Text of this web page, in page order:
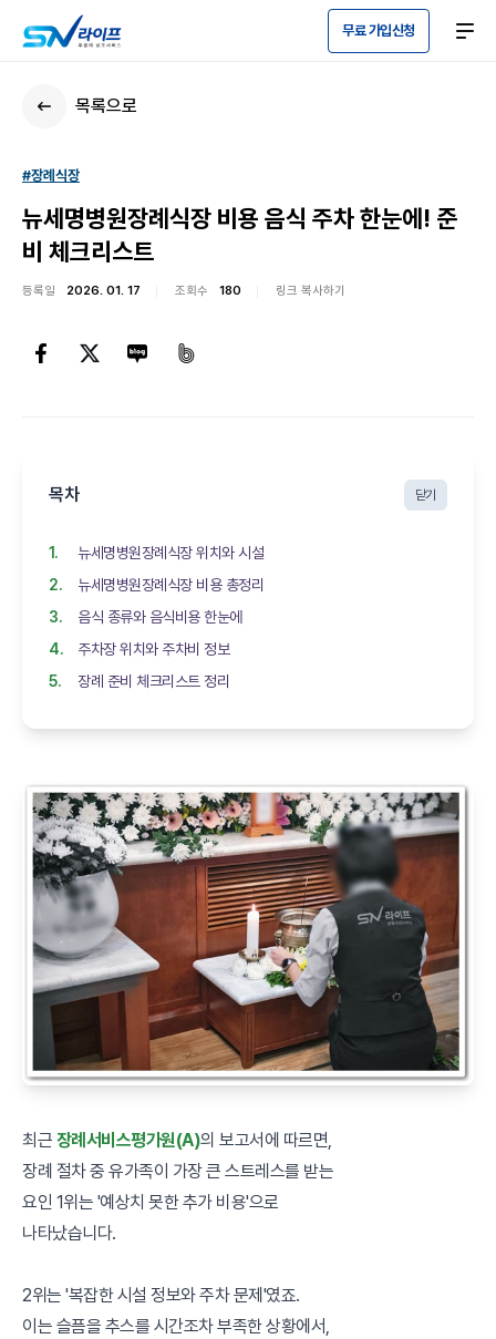
무료 가입신청
목록으로
#장례식장
뉴세명병원장례식장 비용 음식 주차 한눈에! 준
비 체크리스트
등록일 2026. 01. 17 조회수 180 링크 복사하기
목차 닫기
뉴세명병원장례식장 위치와 시설
뉴세명병원장례식장 비용 총정리
음식 종류와 음식비용 한눈에
주차장 위치와 주차비 정보
장례 준비 체크리스트 정리
최근 장례서비스평가원(A)의 보고서에 따르면,
장례 절차 중 유가족이 가장 큰 스트레스를 받는
요인 1위는 '예상치 못한 추가 비용'으로
나타났습니다.
2위는 '복잡한 시설 정보와 주차 문제'였죠.
이는 슬픔을 추스를 시간조차 부족한 상황에서,